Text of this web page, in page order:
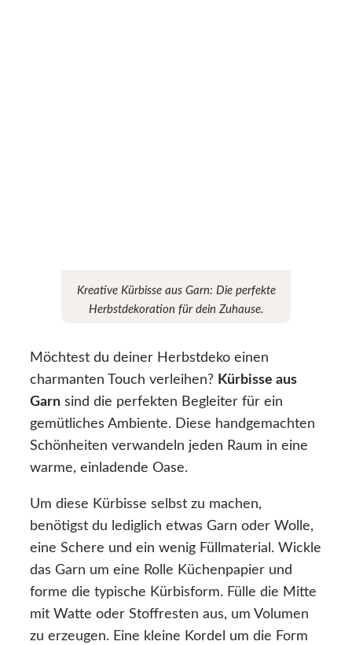
Kreative Kürbisse aus Garn: Die perfekte
Herbstdekoration für dein Zuhause.
Möchtest du deiner Herbstdeko einen
charmanten Touch verleihen? Kürbisse aus
Garn sind die perfekten Begleiter für ein
gemütliches Ambiente. Diese handgemachten
Schönheiten verwandeln jeden Raum in eine
warme, einladende Oase.
Um diese Kürbisse selbst zu machen,
benötigst du lediglich etwas Garn oder Wolle,
eine Schere und ein wenig Füllmaterial. Wickle
das Garn um eine Rolle Küchenpapier und
forme die typische Kürbisform. Fülle die Mitte
mit Watte oder Stoffresten aus, um Volumen
zu erzeugen. Eine kleine Kordel um die Form